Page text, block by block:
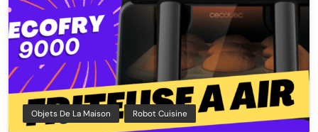
Objets De La Maison Robot Cuisine